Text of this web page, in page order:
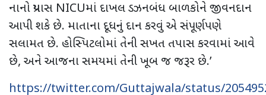
નાનો પ્રયાસ NICUમાં દાખલ ડઝનબંધ બાળકોને જીવનદાન
આપી શકે છે. માતાના દૂધનું દાન કરવું એ સંપૂર્ણપણે
સલામત છે. હોસ્પિટલોમાં તેની સખત તપાસ કરવામાં આવે
છે, અને આજના સમયમાં તેની ખૂબ જ જરૂર છે.’
https://twitter.com/Guttajwala/status/